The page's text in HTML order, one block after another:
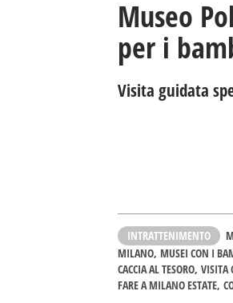
Museo
per i
Visita guidata
INTRATTENIMENTO
MILANO MUSEI CON I
CACCIA AL TESORO VISITA
FARE A MILANO ESTATE